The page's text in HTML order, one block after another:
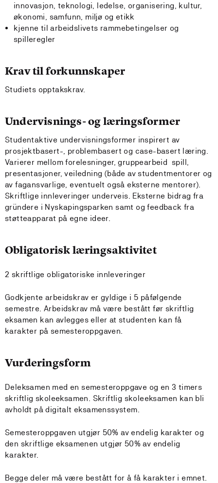
innovasjon, teknologi, ledelse, organisering, kultur,
økonomi, samfunn, miljø og etikk
kjenne til arbeidslivets rammebetingelser og
spilleregler
Krav til forkunnskaper
Studiets opptakskrav.
Undervisnings- og læringsformer
Studentaktive undervisningsformer inspirert av
prosjektbasert-, problembasert og case-basert læring.
Varierer mellom forelesninger, gruppearbeid spill,
presentasjoner, veiledning (både av studentmentorer og
av fagansvarlige, eventuelt også eksterne mentorer).
Skriftlige innleveringer underveis. Eksterne bidrag fra
gründere i Nyskapingsparken samt og feedback fra
støtteapparat på egne ideer.
Obligatorisk læringsaktivitet
2 skriftlige obligatoriske innleveringer
Godkjente arbeidskrav er gyldige i 5 påfølgende
semestre. Arbeidskrav må være bestått før skriftlig
eksamen kan avlegges eller at studenten kan få
karakter på semesteroppgaven.
Vurderingsform
Deleksamen med en semesteroppgave og en 3 timers
skriftlig skoleeksamen. Skriftlig skoleeksamen kan bli
avholdt på digitalt eksamenssystem.
Semesteroppgaven utgjør 50% av endelig karakter og
den skriftlige eksamenen utgjør 50% av endelig
karakter.
Begge deler må være bestått for å få karakter i emnet.